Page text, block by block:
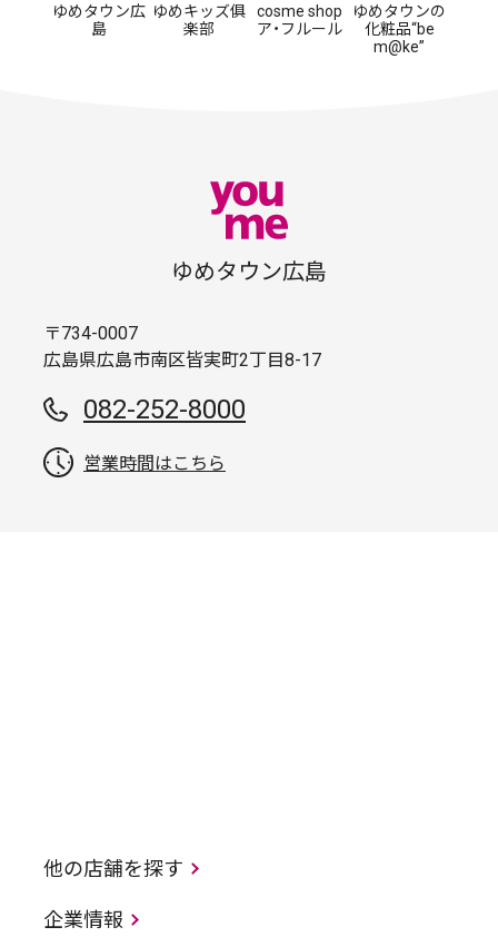
ゆめタウン広
島
ゆめキッズ俱
楽部
cosme shop
ア・フルール
ゆめタウンの
化粧品“be
m@ke”
ゆめタウン広島
〒734-0007
広島県広島市南区皆実町2丁目8-17
082-252-8000
営業時間はこちら
他の店舗を探す
企業情報